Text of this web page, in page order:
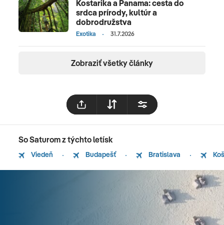
Kostarika a Panama: cesta do
srdca prírody, kultúr a
dobrodružstva
Exotika 31.7.2026
Zobraziť všetky články
So Saturom z týchto letísk
Viedeň Budapešť Bratislava